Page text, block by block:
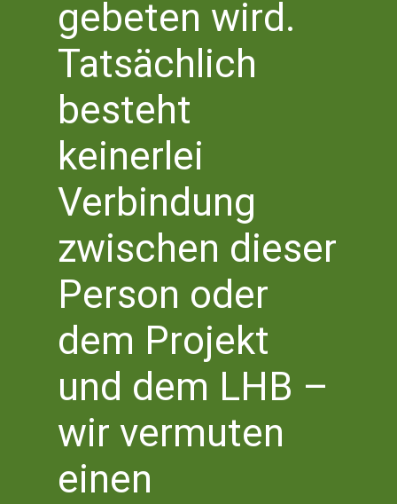
ABSCHLUSSVERANSTALTUNG
Freitag 2 Juni 2023 | 19.30 Uhr
Deutschland
September 2023
gebeten wird.
Tatsächlich
besteht
keinerlei
Verbindung
zwischen dieser
Person oder
dem Projekt
und dem LHB –
wir vermuten
einen